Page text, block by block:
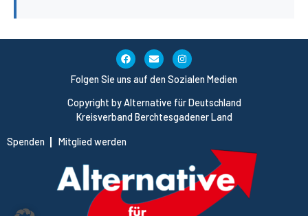
Copyright by Alternative für Deutschland
Kreisverband Berchtesgadener Land
Spenden Mitglied werden
Folgen Sie uns auf den Sozialen Medien